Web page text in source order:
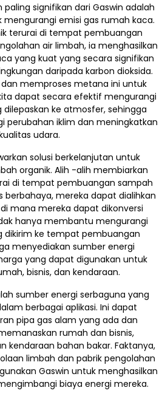
signifikan dari Gaswin adalah
emisi gas rumah kaca.
terurai di tempat pembuangan
air limbah, ia menghasilkan
yang kuat yang secara signifikan
daripada karbon dioksida.
memproses metana ini untuk
dapat secara efektif mengurangi
ke atmosfer, sehingga
perubahan iklim dan meningkatkan
udara.
solusi berkelanjutan untuk
organik. Alih -alih membiarkan
di tempat pembuangan sampah
mereka dapat dialihkan
mana mereka dapat dikonversi
hanya membantu mengurangi
dikirim ke tempat pembuangan
menyediakan sumber energi
yang dapat digunakan untuk
bisnis, dan kendaraan.
sumber energi serbaguna yang
berbagai aplikasi. Ini dapat
pipa gas alam yang ada dan
rumah dan bisnis,
kendaraan bahan bakar. Faktanya,
limbah dan pabrik pengolahan
Gaswin untuk menghasilkan
biaya energi mereka.